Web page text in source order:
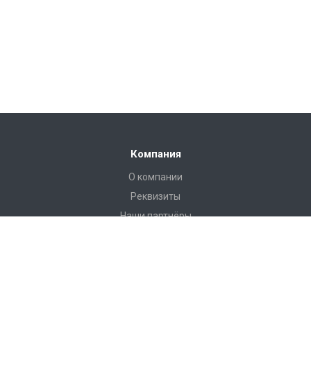
Компания
О компании
Реквизиты
Наши партнёры